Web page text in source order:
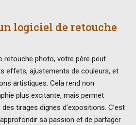
logiciel de retouche
retouche photo, votre père peut
effets, ajustements de couleurs, et
artistiques. Cela rend non
plus excitante, mais permet
tirages dignes d’expositions. C’est
sa passion et de partager